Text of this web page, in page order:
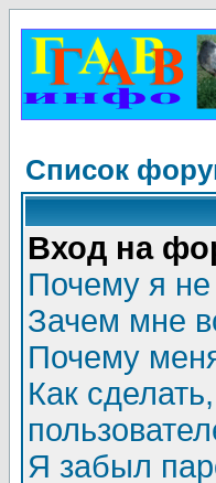
Список
Вход на
Почему я не
Зачем мне
Почему
Как
Я забыл